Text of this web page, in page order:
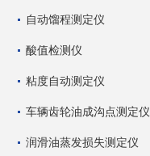
自动馏程测定仪
酸值检测仪
粘度自动测定仪
车辆齿轮油成沟点测定仪
润滑油蒸发损失测定仪